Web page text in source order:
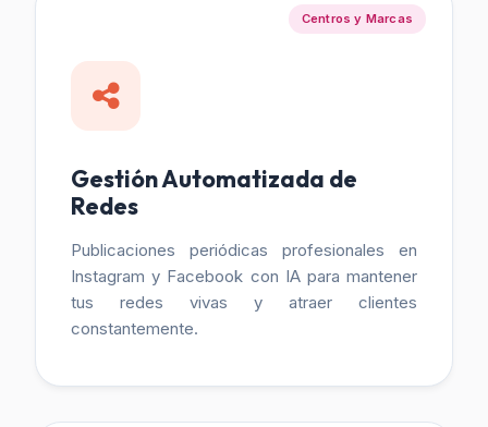
Centros y Marcas
Gestión Automatizada de
Redes
Publicaciones periódicas profesionales en
Instagram y Facebook con IA para mantener
tus redes vivas y atraer clientes
constantemente.